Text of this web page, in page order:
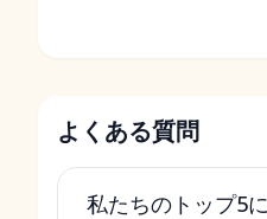
よくある質問
私たちのトップ5